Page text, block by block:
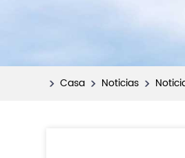
Casa Noticias